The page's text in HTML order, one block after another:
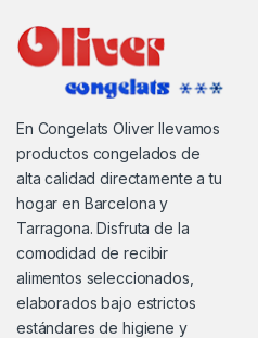
En Congelats Oliver llevamos
productos congelados de
alta calidad directamente a tu
hogar en Barcelona y
Tarragona. Disfruta de la
comodidad de recibir
alimentos seleccionados,
elaborados bajo estrictos
estándares de higiene y